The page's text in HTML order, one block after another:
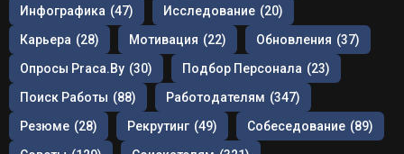
Инфографика (47) Исследование (20)
Карьера (28) Мотивация (22) Обновления (37)
Опросы Praca.by (30) Подбор Персонала (23)
Поиск Работы (88) Работодателям (347)
Резюме (28) Рекрутинг (49) Собеседование (89)